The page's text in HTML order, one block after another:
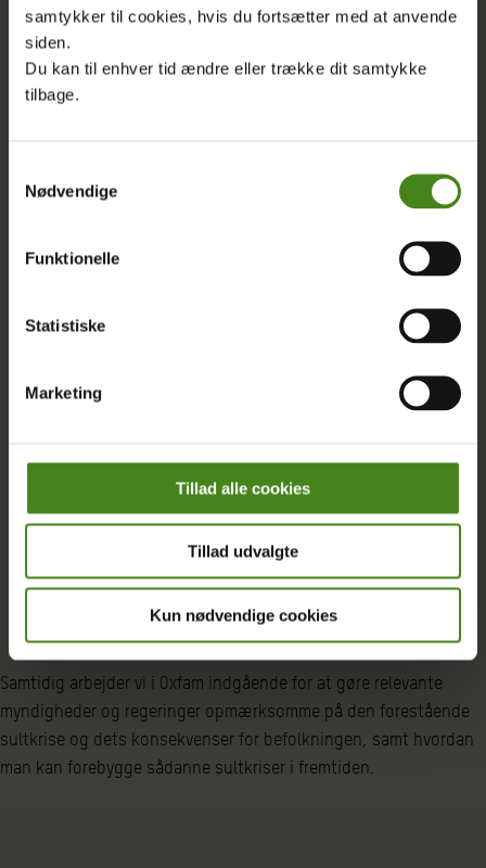
samtykker til cookies, hvis du fortsætter med at anvende
siden.
Du kan til enhver tid ændre eller trække dit samtykke
tilbage.
Nødvendige
Funktionelle
Statistiske
Marketing
Tillad alle cookies
Tillad udvalgte
Kun nødvendige cookies
OXFAM
Du kan engagere dig i Oxfam og støtte
Samtidig arbejder vi i Oxfam indgående for at gøre relevante
myndigheder og regeringer opmærksomme på den forestående
sultkrise og dets konsekvenser for befolkningen, samt hvordan
man kan forebygge sådanne sultkriser i fremtiden.